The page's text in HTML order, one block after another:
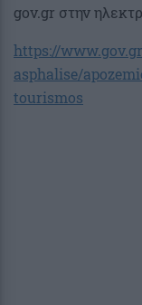
gov.gr στην
https://
asphalise/
tourismos